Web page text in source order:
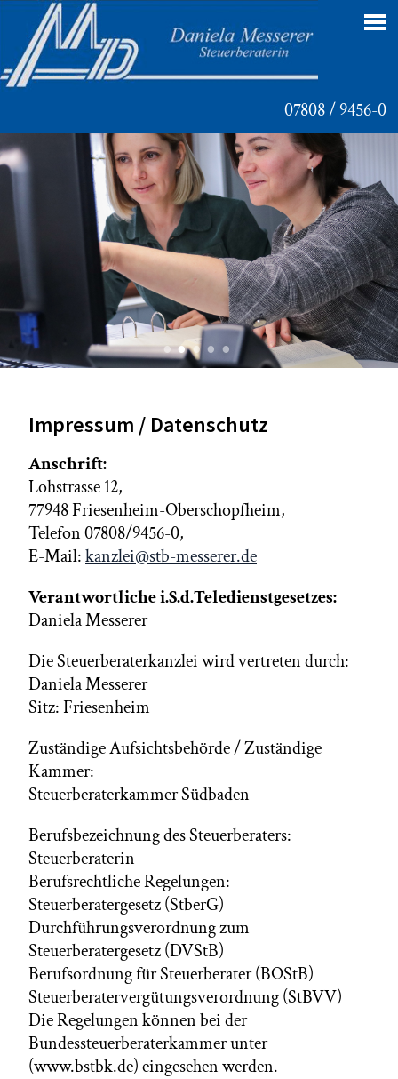
07808 / 9456-0
•••• •
Impressum / Datenschutz
Anschrift:
Lohstrasse 12,
77948 Friesenheim-Oberschopfheim,
Telefon 07808/9456-0,
E-Mail:kanzlei@stb-messerer.de
Verantwortliche i.S.d.Teledienstgesetzes:
Daniela Messerer
Die Steuerberaterkanzlei wird vertreten durch:
Daniela Messerer
Sitz: Friesenheim
Zuständige Aufsichtsbehörde / Zuständige
Kammer:
Steuerberaterkammer Südbaden
Berufsbezeichnung des Steuerberaters:
Steuerberaterin
Berufsrechtliche Regelungen:
Steuerberatergesetz (StberG)
Durchführungsverordnung zum
Steuerberatergesetz (DVStB)
Berufsordnung für Steuerberater (BOStB)
Steuerberatervergütungsverordnung (StBVV)
Die Regelungen können bei der
Bundessteuerberaterkammer unter
(www.bstbk.de) eingesehen werden.